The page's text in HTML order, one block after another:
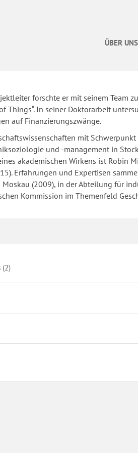
ÜBER UNS
forschte er mit seinem Team
Things“. In seiner Doktorarbeit
auf Finanzierungszwänge.
mit Schwerpunkt
und -management in
akademischen Wirkens ist Robin
Erfahrungen und Expertisen
(2009), in der Abteilung für
Kommission im Themenfeld
(2)